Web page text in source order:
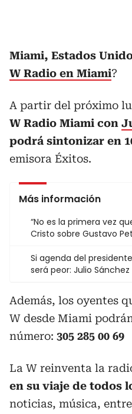
Miami, Estados
W Radio en Miami?
A partir del próximo
W Radio Miami con
podrá sintonizar en
emisora Éxitos.
Más información
“No es la primera vez
Cristo sobre Gustavo
Si agenda del
será peor: Julio
Además, los oyentes
W desde Miami
número: 305 285 00 69
La W reinventa la
en su viaje de todos
noticias, música,